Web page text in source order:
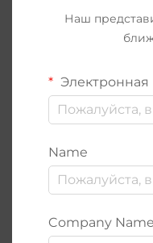
Наш
Электронная
Name
Company Name